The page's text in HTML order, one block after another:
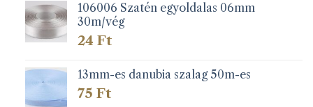
106006 Szatén egyoldalas 06mm
30m/vég
24 Ft
13mm-es danubia szalag 50m-es
75 Ft